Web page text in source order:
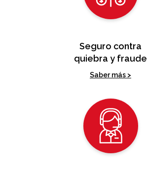
Seguro contra
quiebra y fraude
Saber más >